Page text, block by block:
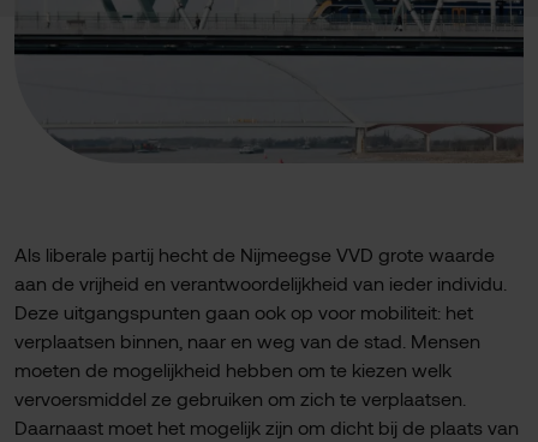
Als liberale partij hecht de Nijmeegse VVD grote waarde
aan de vrijheid en verantwoordelijkheid van ieder individu.
Deze uitgangspunten gaan ook op voor mobiliteit: het
verplaatsen binnen, naar en weg van de stad. Mensen
moeten de mogelijkheid hebben om te kiezen welk
vervoersmiddel ze gebruiken om zich te verplaatsen.
Daarnaast moet het mogelijk zijn om dicht bij de plaats van